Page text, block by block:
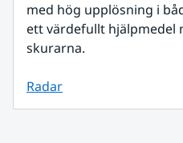
med hög upplösning i
ett värdefullt hjälpmedel
skurarna.
Radar